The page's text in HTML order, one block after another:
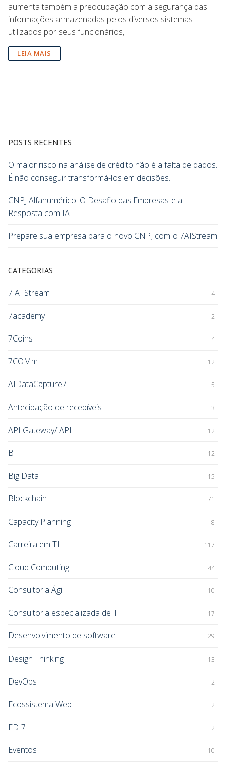
aumenta também a preocupação com a segurança das
informações armazenadas pelos diversos sistemas
utilizados por seus funcionários,…
LEIA MAIS
POSTS RECENTES
O maior risco na análise de crédito não é a falta de dados.
É não conseguir transformá-los em decisões.
CNPJ Alfanumérico: O Desafio das Empresas e a
Resposta com IA
Prepare sua empresa para o novo CNPJ com o 7AIStream
CATEGORIAS
7 AI Stream 4
7academy 2
7Coins 4
7COMm 12
AIDataCapture7 5
Antecipação de recebíveis 3
API Gateway/ API 12
BI 12
Big Data 15
Blockchain 71
Capacity Planning 8
Carreira em TI 117
Cloud Computing 44
Consultoria Ágil 10
Consultoria especializada de TI 17
Desenvolvimento de software 29
Design Thinking 13
DevOps 2
Ecossistema Web 2
EDI7 2
Eventos 10